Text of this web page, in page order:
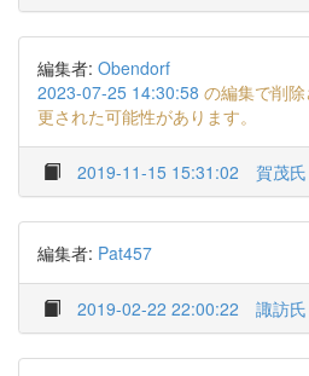
編集者: Obendorf
2023-07-25 14:30:58 の編集で削
更された可能性があります。
2019-11-15 15:31:02 賀茂氏
編集者: Pat457
2019-02-22 22:00:22 諏訪氏